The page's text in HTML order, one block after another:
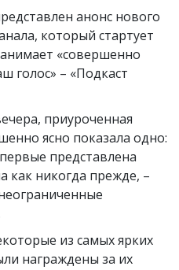
анонс нового
который стартует
«совершенно
голос» – «Подкаст
приуроченная
ясно показала одно:
представлена
как никогда прежде, –
из самых ярких
награждены за их